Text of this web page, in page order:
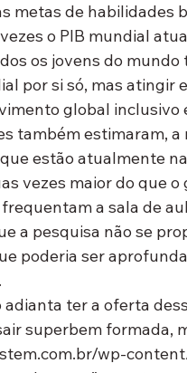
metas de habilidades
o PIB mundial
os jovens do
por si só, mas atingir
global inclusivo
também estimaram,
estão atualmente
vezes maior do que
a sala de
a pesquisa não se
poderia ser
adianta ter a oferta
superbem formada,
wp-